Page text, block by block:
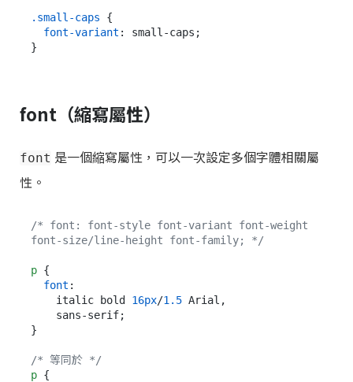
.small-caps {
font-variant : small-caps;
font（縮寫屬性）
font 是一個縮寫屬性，可以一次設定多個字體相關屬
性。
/* font: font-style font-variant font-weight
font-size/line-height font-family; */
p {
font :
    italic bold
16px/1.5 Arial,
}
/* 等同於 */
p {